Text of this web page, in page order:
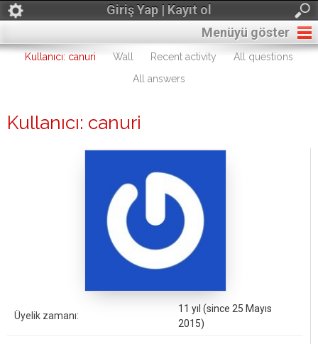
Giriş Yap | Kayıt ol
Menüyü göster
Kullanıcı: canuri Wall Recent activity
All questions
All answers
Kullanıcı: canuri
Üyelik zamanı:
11 yıl (since 25 Mayıs
2015)